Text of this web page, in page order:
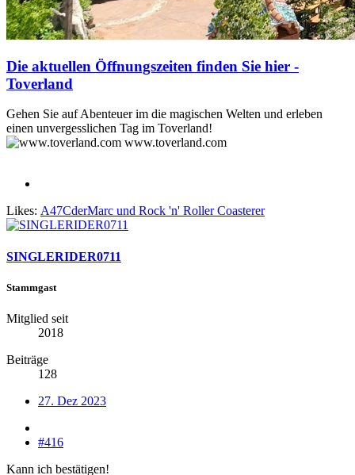
Die aktuellen Öffnungszeiten finden Sie hier -
Toverland
Gehen Sie auf Abenteuer im die magischen Welten und erleben
einen unvergesslichen Tag im Toverland!
www.toverland.com
Likes: A47CderMarc und Rock 'n' Roller Coasterer
SINGLERIDER0711
Stammgast
Mitglied seit
2018
Beiträge
128
27. Dez 2023
#416
Kann ich bestätigen!